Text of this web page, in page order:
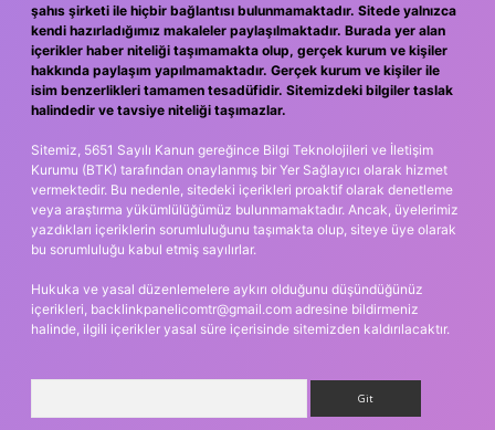
şahıs şirketi ile hiçbir bağlantısı bulunmamaktadır. Sitede yalnızca
kendi hazırladığımız makaleler paylaşılmaktadır. Burada yer alan
içerikler haber niteliği taşımamakta olup, gerçek kurum ve kişiler
hakkında paylaşım yapılmamaktadır. Gerçek kurum ve kişiler ile
isim benzerlikleri tamamen tesadüfidir. Sitemizdeki bilgiler taslak
halindedir ve tavsiye niteliği taşımazlar.
Sitemiz, 5651 Sayılı Kanun gereğince Bilgi Teknolojileri ve İletişim
Kurumu (BTK) tarafından onaylanmış bir Yer Sağlayıcı olarak hizmet
vermektedir. Bu nedenle, sitedeki içerikleri proaktif olarak denetleme
veya araştırma yükümlülüğümüz bulunmamaktadır. Ancak, üyelerimiz
yazdıkları içeriklerin sorumluluğunu taşımakta olup, siteye üye olarak
bu sorumluluğu kabul etmiş sayılırlar.
Hukuka ve yasal düzenlemelere aykırı olduğunu düşündüğünüz
içerikleri, backlinkpanelicomtr@gmail.com adresine bildirmeniz
halinde, ilgili içerikler yasal süre içerisinde sitemizden kaldırılacaktır.